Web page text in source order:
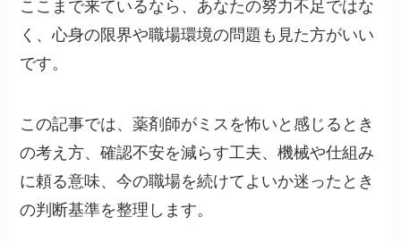
ここまで来ているなら、あなたの努力不足ではな
く、心身の限界や職場環境の問題も見た方がいい
です。
この記事では、薬剤師がミスを怖いと感じるとき
の考え方、確認不安を減らす工夫、機械や仕組み
に頼る意味、今の職場を続けてよいか迷ったとき
の判断基準を整理します。